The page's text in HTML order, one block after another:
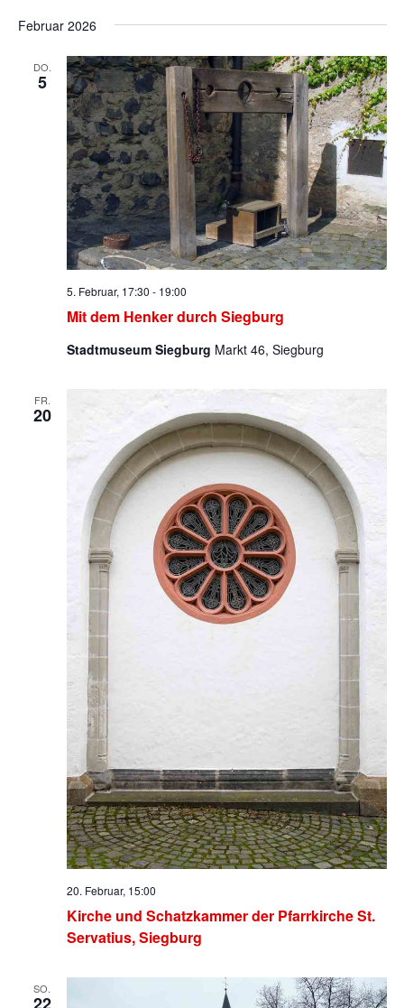
Februar 2026
DO.
5
Mit dem Henker durch Siegburg
5. Februar, 17:30 - 19:00
Stadtmuseum Siegburg Markt 46, Siegburg
FR.
20
Kirche und Schatzkammer der Pfarrkirche St.
Servatius, Siegburg
20. Februar, 15:00
SO.